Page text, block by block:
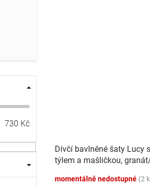
730 Kč
Dívčí bavlněné šaty Lucy s
týlem a mašličkou,
momentálně nedostupné (2